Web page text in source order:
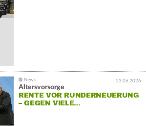
23.06.2026
Altersvorsorge
RENTE VOR RUNDERNEUERUNG
– GEGEN VIELE…